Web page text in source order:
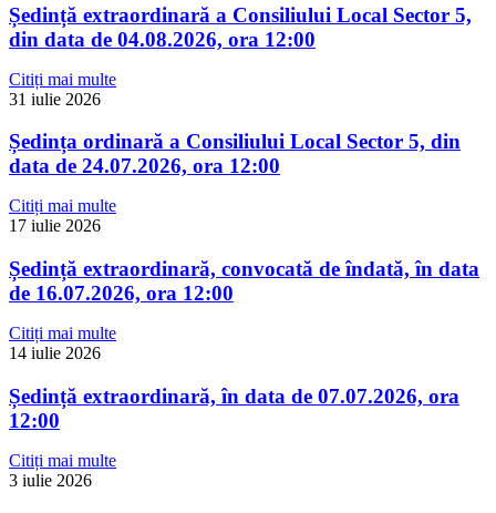
Ședință extraordinară a Consiliului Local Sector 5,
din data de 04.08.2026, ora 12:00
Citiți mai multe
31 iulie 2026
Ședința ordinară a Consiliului Local Sector 5, din
data de 24.07.2026, ora 12:00
Citiți mai multe
17 iulie 2026
Ședință extraordinară, convocată de îndată, în data
de 16.07.2026, ora 12:00
Citiți mai multe
14 iulie 2026
Ședință extraordinară, în data de 07.07.2026, ora
12:00
Citiți mai multe
3 iulie 2026